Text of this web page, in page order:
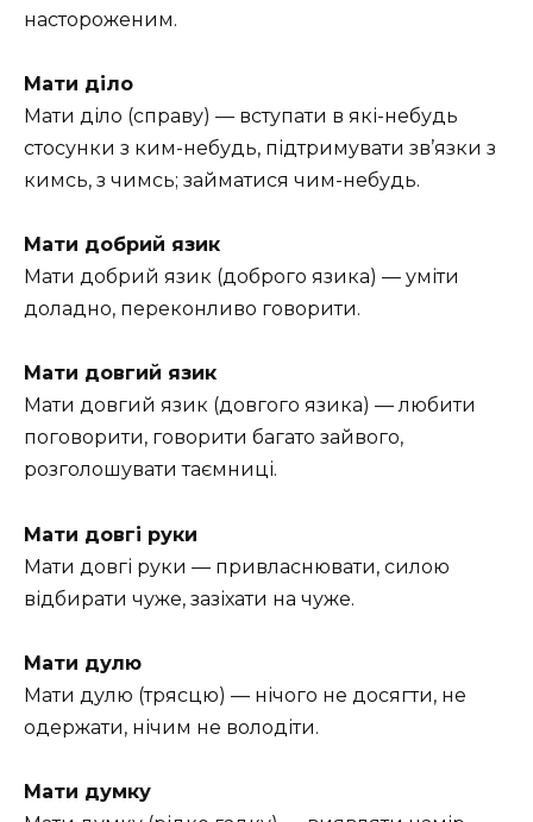
настороженим.
Мати діло
Мати діло (справу) — вступати в які-небудь
стосунки з ким-небудь, підтримувати зв’язки з
кимсь, з чимсь; займатися чим-небудь.
Мати добрий язик
Мати добрий язик (доброго язика) — уміти
доладно, переконливо говорити.
Мати довгий язик
Мати довгий язик (довгого язика) — любити
поговорити, говорити багато зайвого,
розголошувати таємниці.
Мати довгі руки
Мати довгі руки — привласнювати, силою
відбирати чуже, зазіхати на чуже.
Мати дулю
Мати дулю (трясцю) — нічого не досягти, не
одержати, нічим не володіти.
Мати думку